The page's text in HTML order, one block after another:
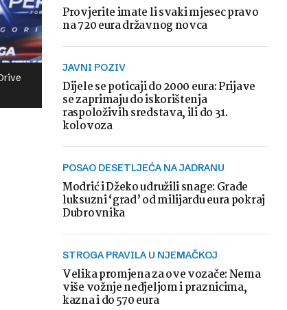
Provjerite imate li svaki mjesec pravo
na 720 eura državnog novca
JAVNI POZIV
Dijele se poticaji do 2000 eura: Prijave
se zaprimaju do iskorištenja
raspoloživih sredstava, ili do 31.
kolovoza
POSAO DESETLJEĆA NA JADRANU
Modrić i Džeko udružili snage: Grade
luksuzni ‘grad’ od milijardu eura pokraj
Dubrovnika
STROGA PRAVILA U NJEMAČKOJ
Velika promjena za ove vozače: Nema
više vožnje nedjeljom i praznicima,
kazna i do 570 eura